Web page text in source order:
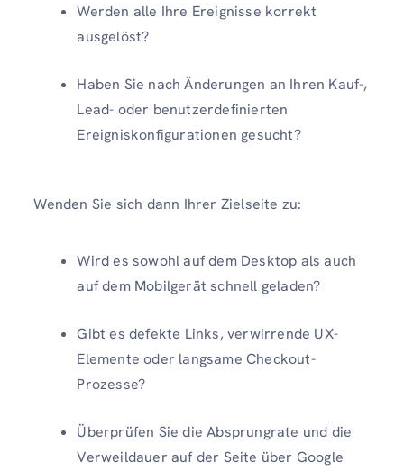
Werden alle Ihre Ereignisse korrekt
ausgelöst?
Haben Sie nach Änderungen an Ihren Kauf-,
Lead- oder benutzerdefinierten
Ereigniskonfigurationen gesucht?
Wenden Sie sich dann Ihrer Zielseite zu:
Wird es sowohl auf dem Desktop als auch
auf dem Mobilgerät schnell geladen?
Gibt es defekte Links, verwirrende UX-
Elemente oder langsame Checkout-
Prozesse?
Überprüfen Sie die Absprungrate und die
Verweildauer auf der Seite über Google